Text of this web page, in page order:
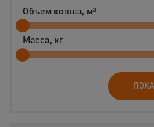
Объем ковша, м³
Масса, кг